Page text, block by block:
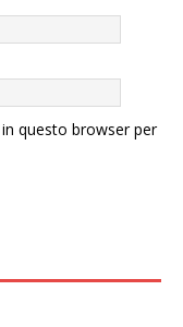
questo browser per